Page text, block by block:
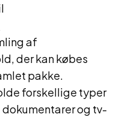
af
der kan købes
pakke.
forskellige typer
og tv-